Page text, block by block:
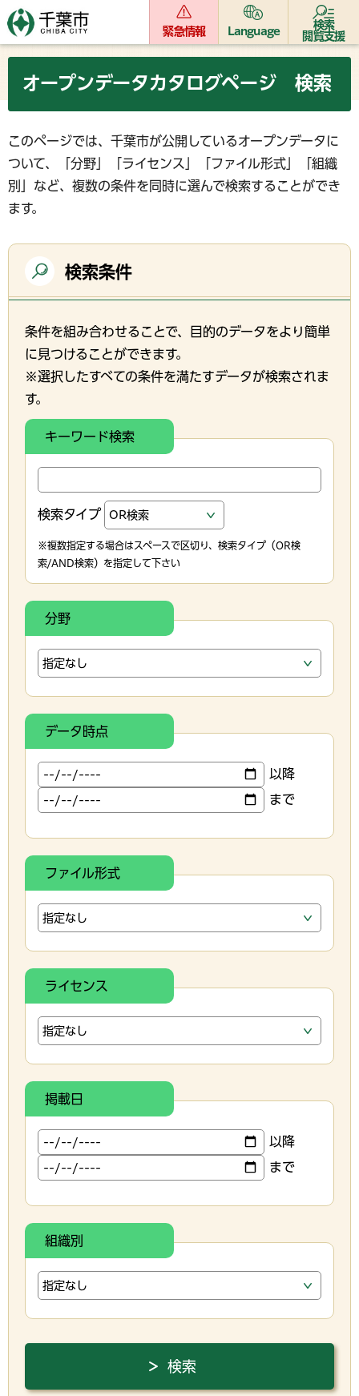
緊急情報 Language
検索
閲覧支援
オープンデータカタログページ 検索
このページでは、千葉市が公開しているオープンデータに
ついて、「分野」「ライセンス」「ファイル形式」「組織
別」など、複数の条件を同時に選んで検索することができ
ます。
検索条件
条件を組み合わせることで、目的のデータをより簡単
に見つけることができます。
※選択したすべての条件を満たすデータが検索されま
す。
キーワード検索
検索タイプ
※複数指定する場合はスペースで区切り、検索タイプ（OR検
索/AND検索）を指定して下さい
分野
データ時点
以降
まで
ファイル形式
ライセンス
掲載日
以降
まで
組織別